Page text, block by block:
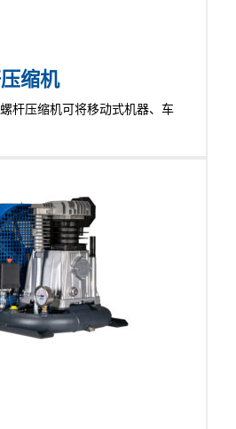
压缩机
杆压缩机可将移动式机器、车